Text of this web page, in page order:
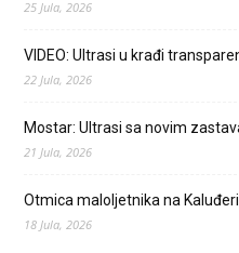
25 Jula, 2026
VIDEO: Ultrasi u krađi
22 Jula, 2026
Mostar: Ultrasi sa novim
21 Jula, 2026
Otmica maloljetnika na
18 Jula, 2026